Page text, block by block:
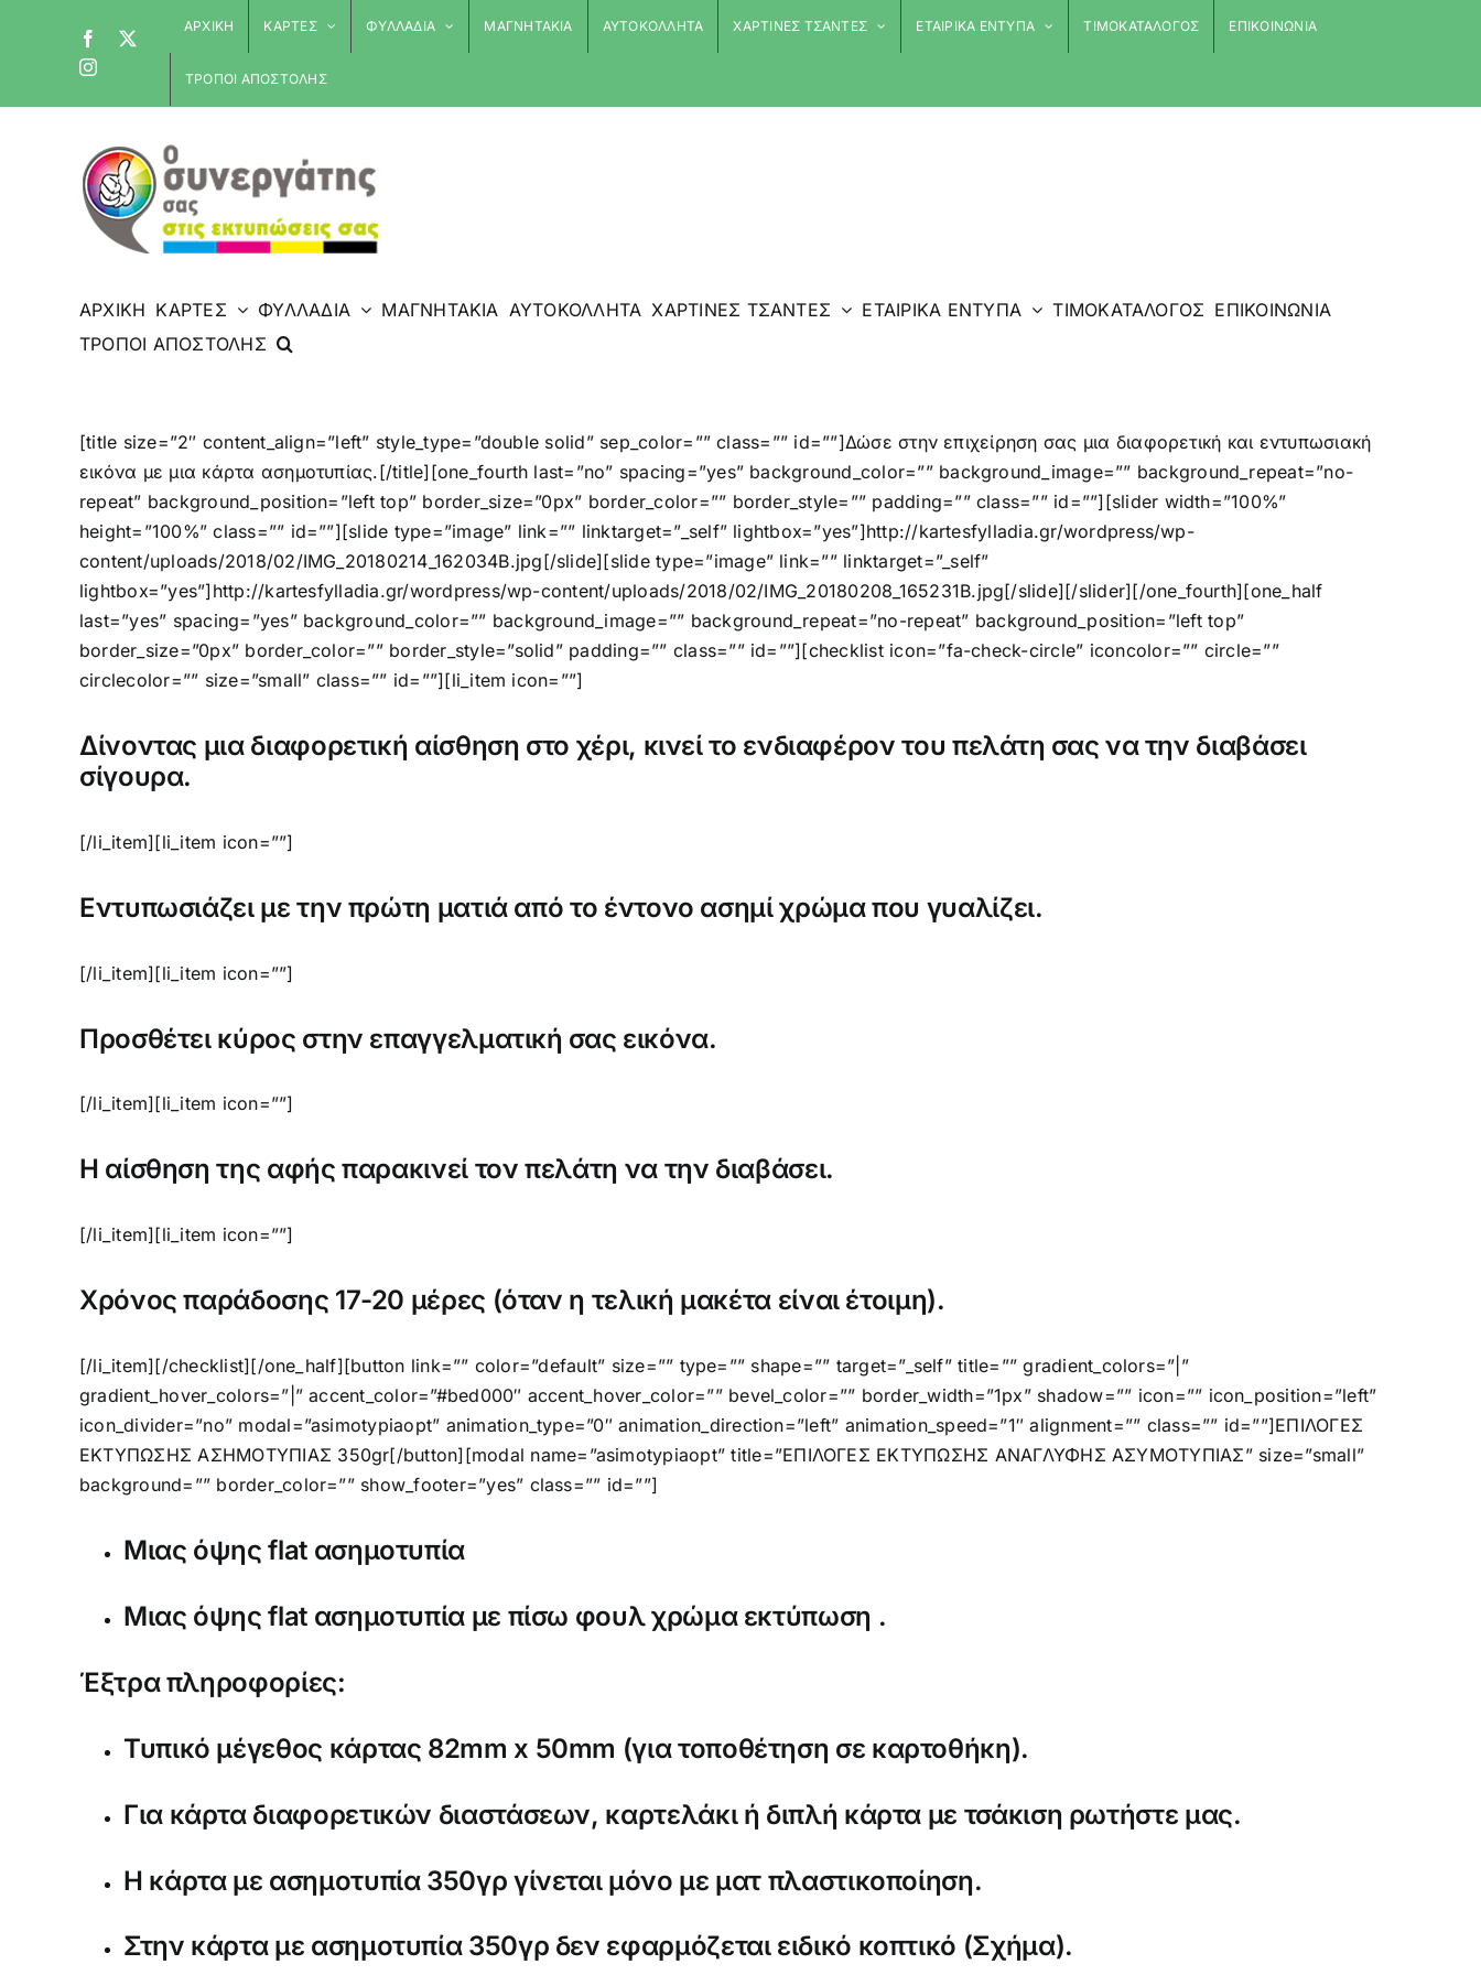
Facebook
Instagram
ΑΡΧΙΚΗ ΚΑΡΤΕΣ ΦΥΛΛΑΔΙΑ ΜΑΓΝΗΤΑΚΙΑ ΑΥΤΟΚΟΛΛΗΤΑ ΧΑΡΤΙΝΕΣ ΤΣΑΝΤΕΣ ΕΤΑΙΡΙΚΑ ΕΝΤΥΠΑ ΤΙΜΟΚΑΤΑΛΟΓΟΣ ΕΠΙΚΟΙΝΩΝΙΑ
ΤΡΟΠΟΙ ΑΠΟΣΤΟΛΗΣ
ΑΡΧΙΚΗ ΚΑΡΤΕΣ ΦΥΛΛΑΔΙΑ ΜΑΓΝΗΤΑΚΙΑ ΑΥΤΟΚΟΛΛΗΤΑ ΧΑΡΤΙΝΕΣ ΤΣΑΝΤΕΣ ΕΤΑΙΡΙΚΑ ΕΝΤΥΠΑ ΤΙΜΟΚΑΤΑΛΟΓΟΣ ΕΠΙΚΟΙΝΩΝΙΑ
ΤΡΟΠΟΙ ΑΠΟΣΤΟΛΗΣ
[title size=”2″ content_align=”left” style_type=”double solid” sep_color=”” class=”” id=””]Δώσε στην επιχείρηση σας μια διαφορετική και εντυπωσιακή
εικόνα με μια κάρτα ασημοτυπίας.[/title][one_fourth last=”no” spacing=”yes” background_color=”” background_image=”” background_repeat=”no-
repeat” background_position=”left top” border_size=”0px” border_color=”” border_style=”” padding=”” class=”” id=””][slider width=”100%”
height=”100%” class=”” id=””][slide type=”image” link=”” linktarget=”_self” lightbox=”yes”]http://kartesfylladia.gr/wordpress/wp-
content/uploads/2018/02/IMG_20180214_162034Β.jpg[/slide][slide type=”image” link=”” linktarget=”_self”
lightbox=”yes”]http://kartesfylladia.gr/wordpress/wp-content/uploads/2018/02/IMG_20180208_165231Β.jpg[/slide][/slider][/one_fourth][one_half
last=”yes” spacing=”yes” background_color=”” background_image=”” background_repeat=”no-repeat” background_position=”left top”
border_size=”0px” border_color=”” border_style=”solid” padding=”” class=”” id=””][checklist icon=”fa-check-circle” iconcolor=”” circle=””
circlecolor=”” size=”small” class=”” id=””][li_item icon=””]
Δίνοντας μια διαφορετική αίσθηση στο χέρι, κινεί το ενδιαφέρον του πελάτη σας να την διαβάσει
σίγουρα.
[/li_item][li_item icon=””]
Εντυπωσιάζει με την πρώτη ματιά από το έντονο ασημί χρώμα που γυαλίζει.
[/li_item][li_item icon=””]
Προσθέτει κύρος στην επαγγελματική σας εικόνα.
[/li_item][li_item icon=””]
Η αίσθηση της αφής παρακινεί τον πελάτη να την διαβάσει.
[/li_item][li_item icon=””]
Χρόνος παράδοσης 17-20 μέρες (όταν η τελική μακέτα είναι έτοιμη).
[/li_item][/checklist][/one_half][button link=”” color=”default” size=”” type=”” shape=”” target=”_self” title=”” gradient_colors=”|”
gradient_hover_colors=”|” accent_color=”#bed000″ accent_hover_color=”” bevel_color=”” border_width=”1px” shadow=”” icon=”” icon_position=”left”
icon_divider=”no” modal=”asimotypiaopt” animation_type=”0″ animation_direction=”left” animation_speed=”1″ alignment=”” class=”” id=””]ΕΠΙΛΟΓΕΣ
ΕΚΤΥΠΩΣΗΣ ΑΣΗΜΟΤΥΠΙΑΣ 350gr[/button][modal name=”asimotypiaopt” title=”ΕΠΙΛΟΓΕΣ ΕΚΤΥΠΩΣΗΣ ΑΝΑΓΛΥΦΗΣ ΑΣΥΜΟΤΥΠΙΑΣ” size=”small”
background=”” border_color=”” show_footer=”yes” class=”” id=””]
Μιας όψης flat ασημοτυπία
Μιας όψης flat ασημοτυπία με πίσω φουλ χρώμα εκτύπωση .
Έξτρα πληροφορίες:
Τυπικό μέγεθος κάρτας 82mm x 50mm (για τοποθέτηση σε καρτοθήκη).
Για κάρτα διαφορετικών διαστάσεων, καρτελάκι ή διπλή κάρτα με τσάκιση ρωτήστε μας.
Η κάρτα με ασημοτυπία 350γρ γίνεται μόνο με ματ πλαστικοποίηση.
Στην κάρτα με ασημοτυπία 350γρ δεν εφαρμόζεται ειδικό κοπτικό (Σχήμα).